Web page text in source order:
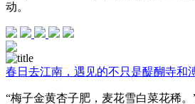
动。
春日去江南，遇见的不只是醍醐寺和
“梅子金黄杏子肥，麦花雪白菜花稀